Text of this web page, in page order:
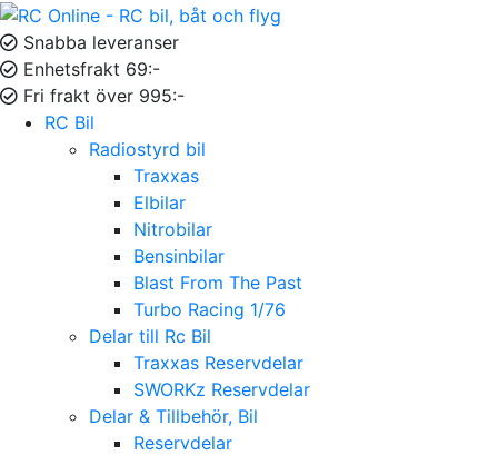
Snabba leveranser
Enhetsfrakt 69:-
Fri frakt över 995:-
RC Bil
Radiostyrd bil
Traxxas
Elbilar
Nitrobilar
Bensinbilar
Blast From The Past
Turbo Racing 1/76
Delar till Rc Bil
Traxxas Reservdelar
SWORKz Reservdelar
Delar & Tillbehör, Bil
Reservdelar